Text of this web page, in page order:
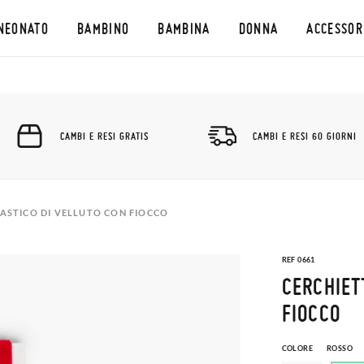
BAMBINO BAMBINA DONNA
CAMBI E RESI GRATIS CAMBI E RESI 60 GIORNI
DI VELLUTO CON FIOCCO
REF 0661
FIOCCO
COLORE ROSSO